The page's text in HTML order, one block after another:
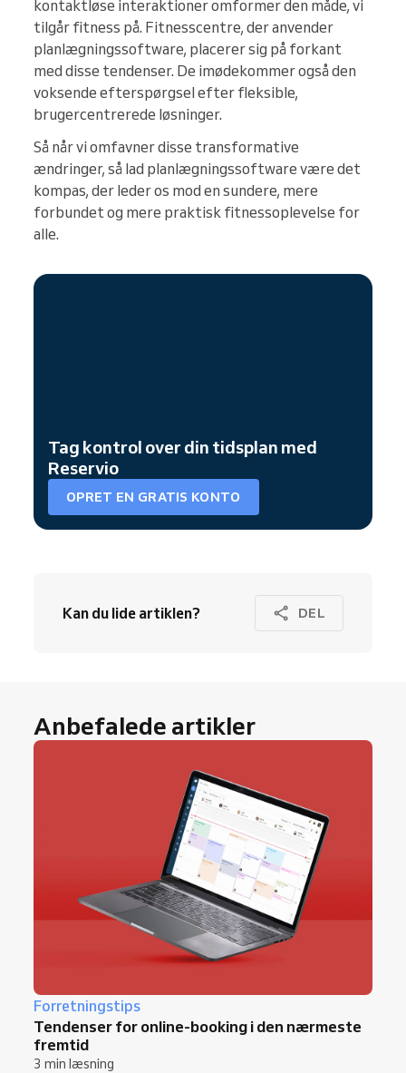
kontaktløse interaktioner omformer den måde, vi
tilgår fitness på. Fitnesscentre, der anvender
planlægningssoftware, placerer sig på forkant
med disse tendenser. De imødekommer også den
voksende efterspørgsel efter fleksible,
brugercentrerede løsninger.
Så når vi omfavner disse transformative
ændringer, så lad planlægningssoftware være det
kompas, der leder os mod en sundere, mere
forbundet og mere praktisk fitnessoplevelse for
alle.
Tag kontrol over din tidsplan med
Reservio
OPRET EN GRATIS KONTO
Kan du lide artiklen? DEL
Anbefalede artikler
Forretningstips
Tendenser for online-booking i den nærmeste
fremtid
3 min læsning